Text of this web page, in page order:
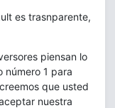
es trasnparente,
piensan lo
número 1 para
que usted
nuestra